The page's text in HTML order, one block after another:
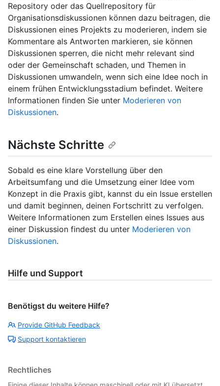
Repository oder das Quellrepository für
Organisationsdiskussionen können dazu beitragen, die
Diskussionen eines Projekts zu moderieren, indem sie
Kommentare als Antworten markieren, sie können
Diskussionen sperren, die nicht mehr relevant sind
oder der Gemeinschaft schaden, und Themen in
Diskussionen umwandeln, wenn sich eine Idee noch in
einem frühen Entwicklungsstadium befindet. Weitere
Informationen finden Sie unter Moderieren von
Diskussionen.
Nächste Schritte
Sobald es eine klare Vorstellung über den
Arbeitsumfang und die Umsetzung einer Idee vom
Konzept in die Praxis gibt, kannst du ein Issue erstellen
und damit beginnen, deinen Fortschritt zu verfolgen.
Weitere Informationen zum Erstellen eines Issues aus
einer Diskussion findest du unter Moderieren von
Diskussionen.
Hilfe und Support
Benötigst du weitere Hilfe?
Provide GitHub Feedback
Support kontaktieren
Rechtliches